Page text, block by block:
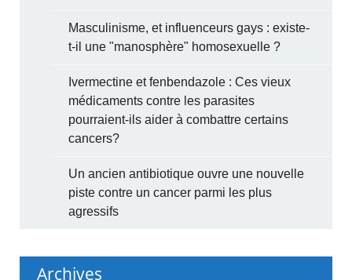
Masculinisme, et influenceurs gays : existe-
t-il une "manosphère" homosexuelle ?
Ivermectine et fenbendazole : Ces vieux
médicaments contre les parasites
pourraient-ils aider à combattre certains
cancers?
Un ancien antibiotique ouvre une nouvelle
piste contre un cancer parmi les plus
agressifs
Archives